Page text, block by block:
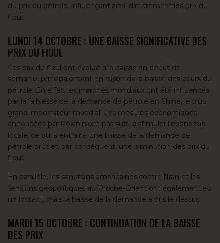
du prix du pétrole, influençant ainsi directement les prix du
fioul.
LUNDI 14 OCTOBRE : UNE BAISSE SIGNIFICATIVE DES
PRIX DU FIOUL
Les prix du fioul ont évolué à la baisse en début de
semaine, principalement en raison de la baisse des cours du
pétrole. En effet, les marchés mondiaux ont été influencés
par la faiblesse de la demande de pétrole en Chine, le plus
grand importateur mondial. Les mesures économiques
annoncées par Pékin n’ont pas suffi à stimuler l’économie
locale, ce qui a entraîné une baisse de la demande de
pétrole brut et, par conséquent, une diminution des prix du
fioul.
En parallèle, les sanctions américaines contre l’Iran et les
tensions géopolitiques au Proche-Orient ont également eu
un impact, mais la baisse de la demande a pris le dessus.
MARDI 15 OCTOBRE : CONTINUATION DE LA BAISSE
DES PRIX